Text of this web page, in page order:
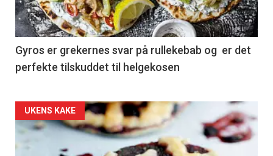
Gyros er grekernes svar på rullekebab og er det
perfekte tilskuddet til helgekosen
Forsiden
akkurat
UKENS KAKE